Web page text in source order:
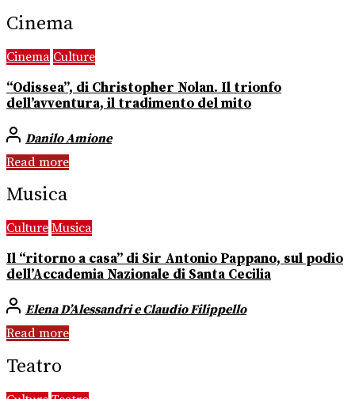
Cinema
Cinema Culture
“Odissea”, di Christopher Nolan. Il trionfo
dell’avventura, il tradimento del mito
Danilo Amione
Read more
Musica
Culture Musica
Il “ritorno a casa” di Sir Antonio Pappano, sul podio
dell’Accademia Nazionale di Santa Cecilia
Elena D’Alessandri e Claudio Filippello
Read more
Teatro